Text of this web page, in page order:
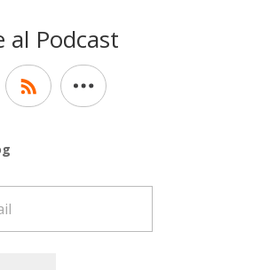
al Podcast